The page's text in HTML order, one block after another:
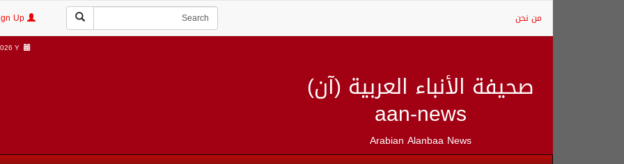
من نحن
صحيفة الأنباء العربية (آن)
aan-news
Arabian Alanbaa News
Y |